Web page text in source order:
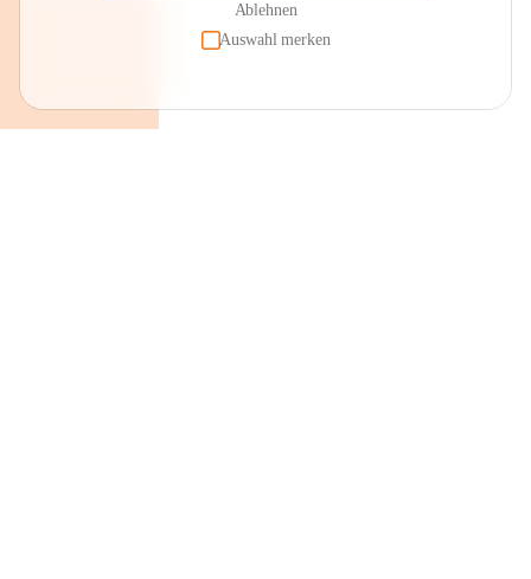
Ablehnen
Auswahl merken